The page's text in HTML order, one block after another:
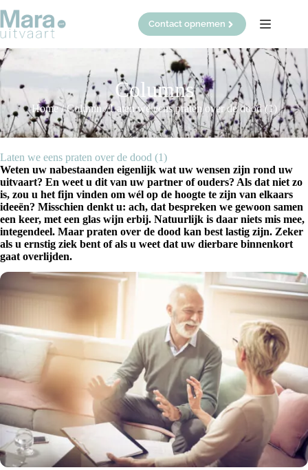
naar
de
inhoud
Contact opnemen
Columns
Home/Column /Laten we eens praten over de dood (1)
Laten we eens praten over de dood (1)
Weten uw nabestaanden eigenlijk wat uw wensen zijn rond uw
uitvaart? En weet u dit van uw partner of ouders? Als dat niet zo
is, zou u het fijn vinden om wél op de hoogte te zijn van elkaars
ideeën? Misschien denkt u: ach, dat bespreken we gewoon samen
een keer, met een glas wijn erbij. Natuurlijk is daar niets mis mee,
integendeel. Maar praten over de dood kan best lastig zijn. Zeker
als u ernstig ziek bent of als u weet dat uw dierbare binnenkort
gaat overlijden.